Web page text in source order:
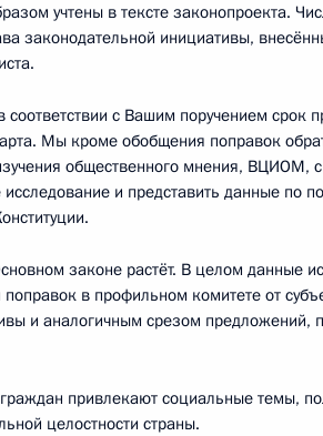
в реализации нацпроектов
Республики Северная Осетия
Битаровым
года, 13:35
2020 года, воскресенье
года, 16:15 Москва, Кремль
учтены в тексте законопроекта.
законодательной инициативы,
с Вашим поручением срок
Мы кроме обобщения поправок
общественного мнения, ВЦИОМ,
исследование и представить данные по
законе растёт. В целом данные
в профильном комитете от
и аналогичным срезом предложений,
привлекают социальные темы,
целостности страны.